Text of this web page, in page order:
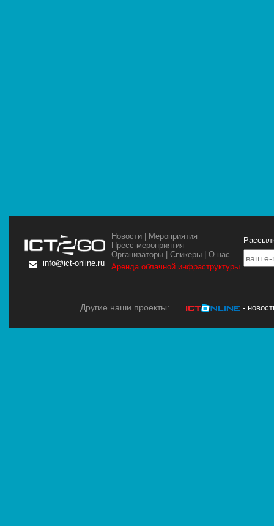
info@ict-online.ru
Новости
Мероприятия
Пресс-мероприятия
Организаторы |Спикеры |О нас
Аренда облачной инфраструктуры
Другие наши проекты: -